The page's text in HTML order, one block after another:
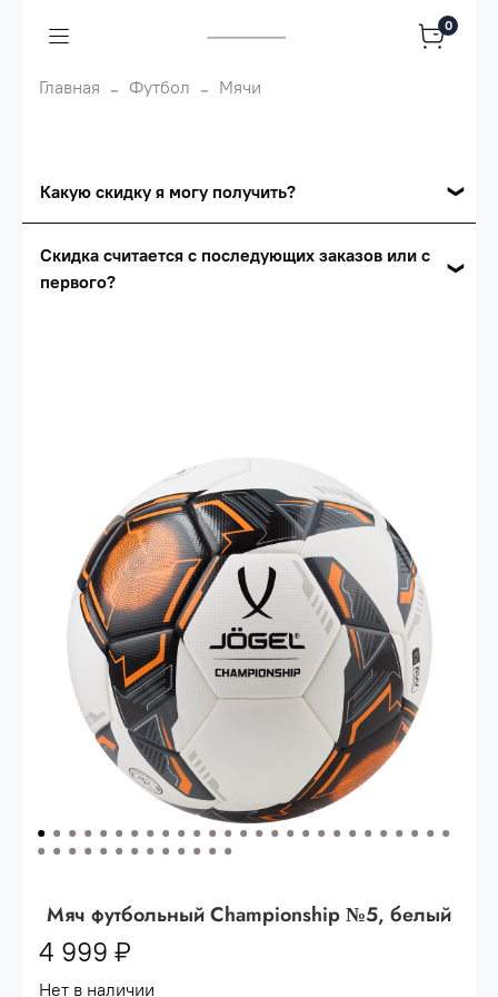
0
Главная Футбол Мячи
Какую скидку я могу получить?
Сумма скидки зависит от стоимости вашего
сумма всех заказов за 6 месяцев -
30.000 рублей.
Опт 3(33%)- сумма всех заказов за 6 месяцев
80.000 рублей
Опт 2(36%)- сумма всех заказов за 6 месяцев
200.000 рублей.
Опт 1 (38%) -сумма всех заказов за 6 месяцев -
400.000 рублей.
Скидка считается с последующих заказов или с
первого?
Мяч футбольный Championship №5, белый
4 999 ₽
Нет в наличии